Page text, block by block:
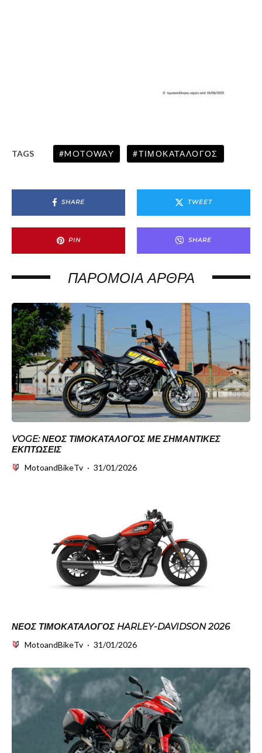
TAGS MOTOWAY ΤΙΜΟΚΑΤΑΛΟΓΟΣ
SHARE TWEET
PIN SHARE
ΠΑΡΌΜΟΙΑ ΆΡΘΡΑ
VOGE: ΝΈΟΣ ΤΙΜΟΚΑΤΆΛΟΓΟΣ ΜΕ ΣΗΜΑΝΤΙΚΈΣ
ΕΚΠΤΏΣΕΙΣ
MotoandBikeTv · 31/01/2026
ΝΈΟΣ ΤΙΜΟΚΑΤΆΛΟΓΟΣ HARLEY-DAVIDSON 2026
MotoandBikeTv · 31/01/2026